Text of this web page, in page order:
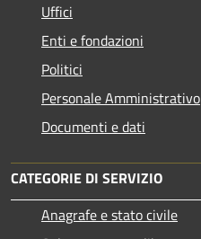
Uffici
Enti e fondazioni
Politici
Personale Amministrativo
Documenti e dati
CATEGORIE DI SERVIZIO
Anagrafe e stato civile